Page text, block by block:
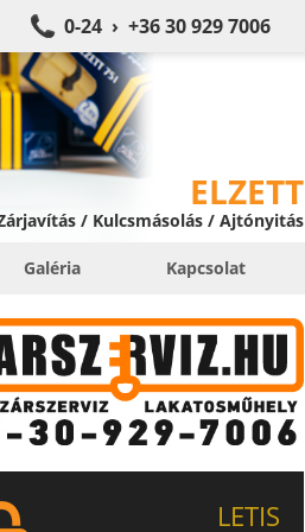
0-24 › +36 30 929 7006
ELZETT
/ Kulcsmásolás / Ajtónyitás
Galéria Kapcsolat
LETIS